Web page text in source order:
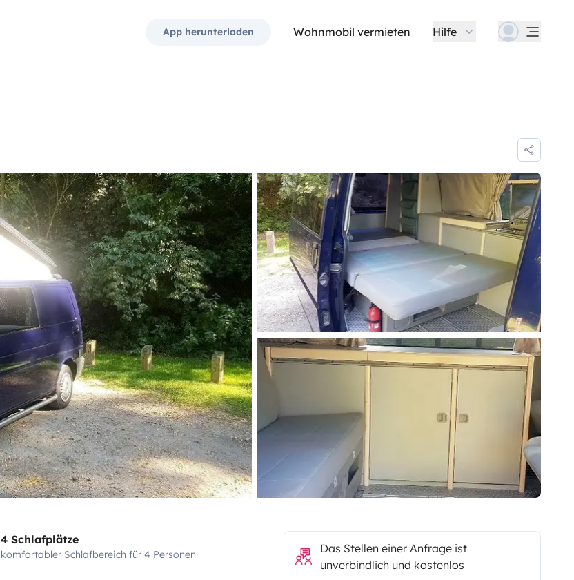
App herunterladen Wohnmobil vermieten Hilfe
4 Schlafplätze
komfortabler Schlafbereich für 4 Personen
Das Stellen einer Anfrage ist
unverbindlich und kostenlos